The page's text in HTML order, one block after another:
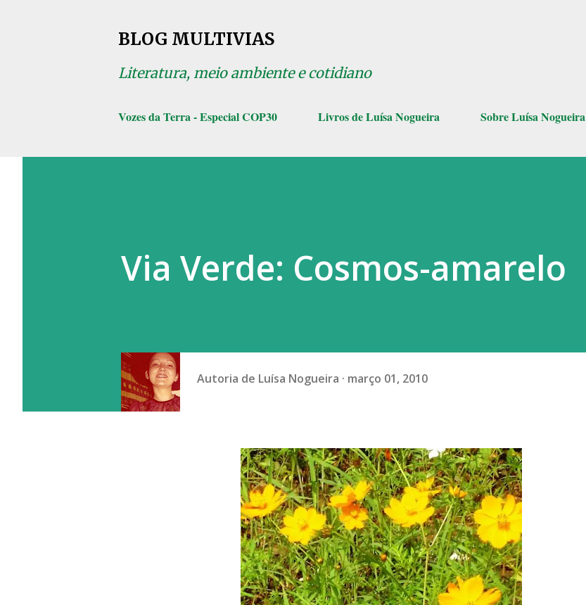
BLOG MULTIVIAS
Literatura, meio ambiente e cotidiano
Vozes da Terra - Especial COP30 Livros de Luísa Nogueira Sobre Luísa Nogueira
Via Verde: Cosmos-amarelo
Autoria de Luísa Nogueira março 01, 2010